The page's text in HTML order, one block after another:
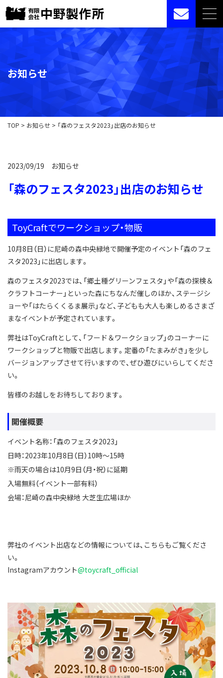
お知らせ
TOP > お知らせ > 「森のフェスタ2023」出店のお知らせ
2023/09/19 お知らせ
「森のフェスタ2023」出店のお知らせ
ToyCraftでワークショップ・物販
10月8日（日）に尼崎の森中央緑地で開催予定のイベント「森のフェ
スタ2023」に出店します。
森のフェスタ2023では、「郷土種グリーンフェスタ」や「森の探検＆
クラフトコーナー」といった森にちなんだ催しのほか、ステージシ
ョーや「はたらくくるま展示」など、子どもも大人も楽しめるさまざ
まなイベントが予定されています。
弊社はToyCraftとして、「フード＆ワークショップ」のコーナーに
ワークショップと物販で出店します。定番の「たまみがき」を少し
バージョンアップさせて行いますので、ぜひ遊びにいらしてくださ
い。
皆様のお越しをお待ちしております。
開催概要
イベント名称：「森のフェスタ2023」
日時：2023年10月8日（日）10時～15時
※雨天の場合は10月9日（月・祝）に延期
入場無料（イベント一部有料）
会場：尼崎の森中央緑地 大芝生広場ほか
弊社のイベント出店などの情報については、こちらもご覧くださ
い。
Instagramアカウント@toycraft_official